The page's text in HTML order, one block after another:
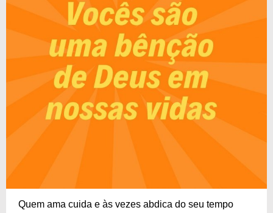
Quem ama cuida e às vezes abdica do seu tempo